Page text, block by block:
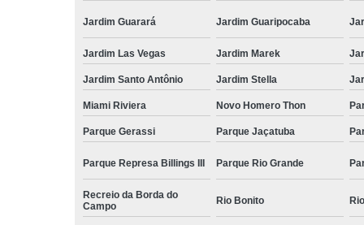
Jardim Guarará Jardim Guaripocaba
Jardim Las Vegas Jardim Marek
Jardim Santo Antônio Jardim Stella
Miami Riviera Novo Homero Thon
Parque Gerassi Parque Jaçatuba
Parque Represa Billings III Parque Rio Grande
Recreio da Borda do
Campo
Rio Bonito